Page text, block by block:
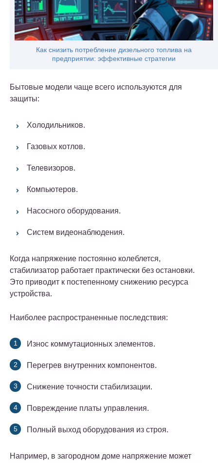
Как снизить потребление дизельного топлива на
предприятии: эффективные стратегии
Бытовые модели чаще всего используются для
защиты:
Холодильников.
Газовых котлов.
Телевизоров.
Компьютеров.
Насосного оборудования.
Систем видеонаблюдения.
Когда напряжение постоянно колеблется,
стабилизатор работает практически без остановки.
Это приводит к постепенному снижению ресурса
устройства.
Наиболее распространенные последствия:
Износ коммутационных элементов.
Перегрев внутренних компонентов.
Снижение точности стабилизации.
Повреждение платы управления.
Полный выход оборудования из строя.
Например, в загородном доме напряжение может